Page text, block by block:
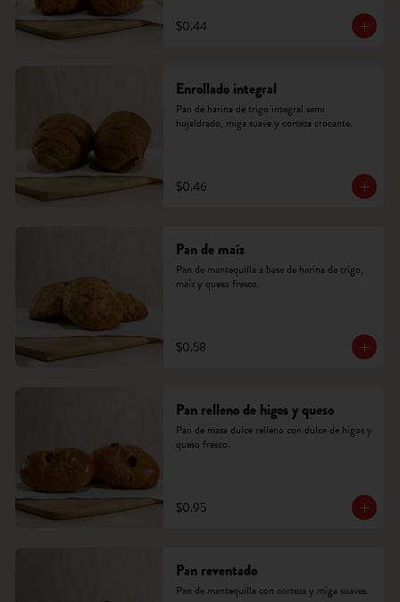
$0.44
Enrollado integral
Pan de harina de trigo integral semi
hojaldrado, miga suave y corteza crocante.
$0.46
Pan de maíz
Pan de mantequilla a base de harina de trigo,
maíz y queso fresco.
$0.58
Pan relleno de higos y queso
Pan de masa dulce relleno con dulce de higos y
queso fresco.
$0.95
Pan reventado
Pan de mantequilla con corteza y miga suaves.